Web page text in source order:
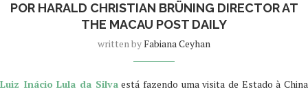
POR HARALD CHRISTIAN BRÜNING DIRECTOR AT
THE MACAU POST DAILY
written byFabiana Ceyhan
Luiz Inácio Lula da Silvaestá fazendo uma visita de Estado à China